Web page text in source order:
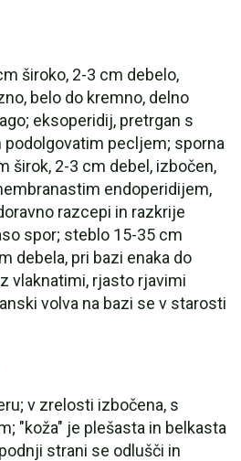
široko, 2-3 cm debelo,
belo do kremno, delno
eksoperidij, pretrgan s
podolgovatim pecljem; sporna
širok, 2-3 cm debel, izbočen,
endoperidijem,
razcepi in razkrije
spor; steblo 15-35 cm
debela, pri bazi enaka do
vlaknatimi, rjasto rjavimi
volva na bazi se v starosti
v zrelosti izbočena, s
"koža" je plešasta in belkasta
strani se odlušči in